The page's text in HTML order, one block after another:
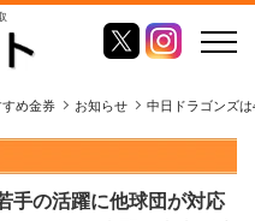
すめ金券 お知らせ 中日ドラゴンズ
手の活躍に他球団が対応